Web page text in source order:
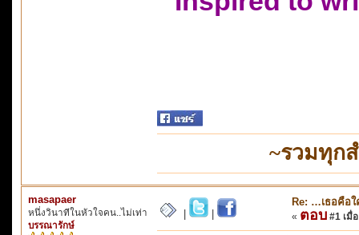
~รวมทุก
masapaer
หนึ่งวินาทีในหัวใจคน..ไม่เท่า
บรรณารักษ์
Re: …เธอคือ
« ตอบ #1 เมื่